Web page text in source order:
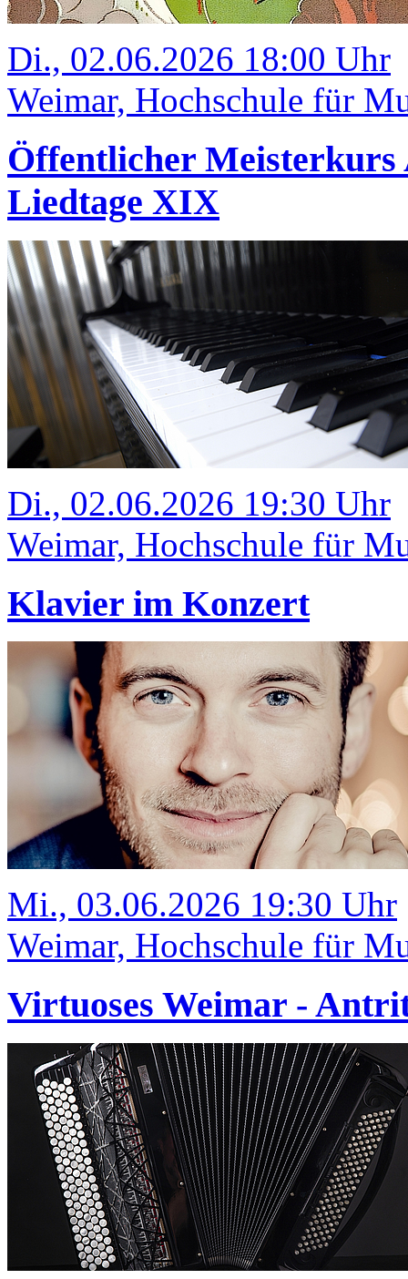
Di., 02.06.2026 18:00 Uhr
Weimar, Hochschule für
Öffentlicher Meisterkurs
Liedtage XIX
Di., 02.06.2026 19:30 Uhr
Weimar, Hochschule für
Klavier im Konzert
Mi., 03.06.2026 19:30 Uhr
Weimar, Hochschule für
Virtuoses Weimar -